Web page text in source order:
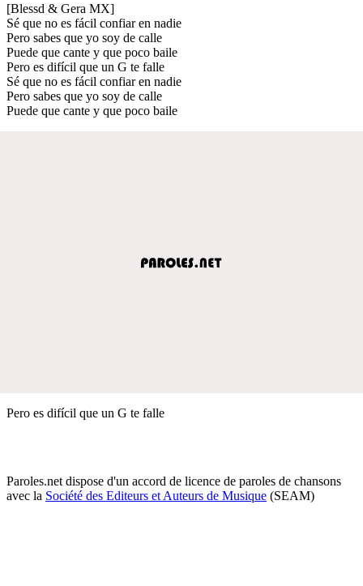
[Blessd & Gera MX]
Sé que no es fácil confiar en nadie
Pero sabes que yo soy de calle
Puede que cante y que poco baile
Pero es difícil que un G te falle
Sé que no es fácil confiar en nadie
Pero sabes que yo soy de calle
Puede que cante y que poco baile
Pero es difícil que un G te falle
Paroles.net dispose d'un accord de licence de paroles de chansons
avec la Société des Editeurs et Auteurs de Musique (SEAM)